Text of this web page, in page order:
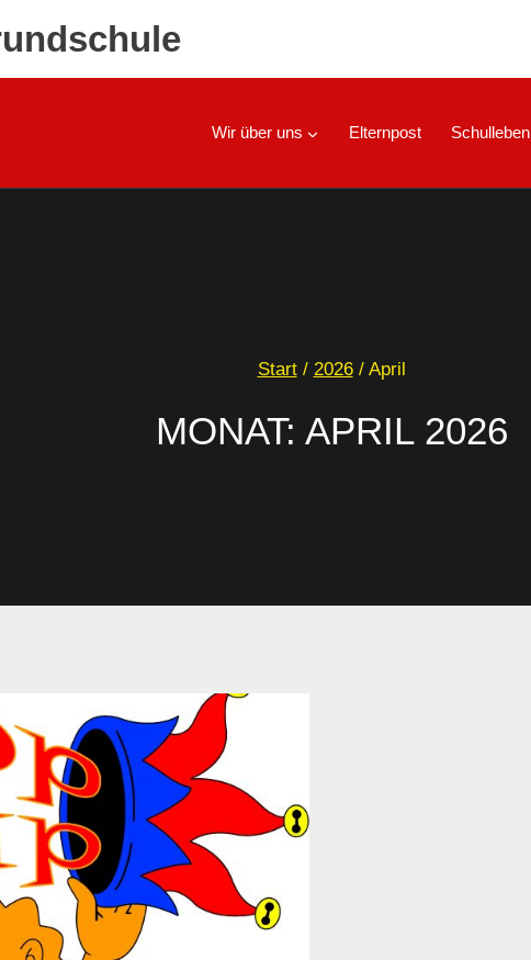
Wir über uns Elternpost Schulleben
Start / 2026 / April
MONAT: APRIL 2026